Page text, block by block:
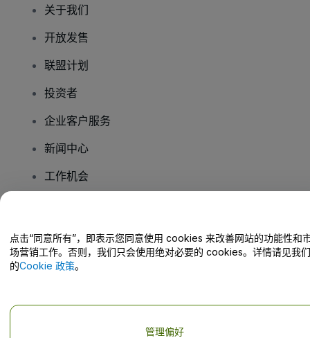
关于我们
开放发售
联盟计划
投资者
企业客户服务
新闻中心
工作机会
帮助中心 / 联系我们
点击“同意所有”，即表示您同意使用 cookies 来改善网站的功能性和
场营销工作。否则，我们只会使用绝对必要的 cookies。详情请见我们
的Cookie 政策。
管理偏好